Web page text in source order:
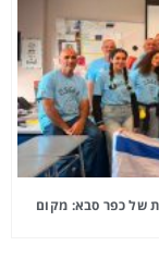
של כפר סבא: מקום